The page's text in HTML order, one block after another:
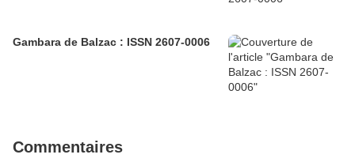
Gambara de Balzac : ISSN 2607-0006
Commentaires